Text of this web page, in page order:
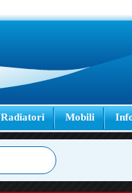
Radiatori Mobili